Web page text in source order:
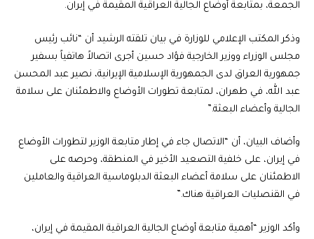
الجمعة، بمتابعة أوضاع الجالية العراقية المقيمة في إيران.
وذكر المكتب الإعلامي للوزارة في بيان تلقته الرشيد أن “نائب رئيس
مجلس الوزراء ووزير الخارجية فؤاد حسين أجرى اتصالاً هاتفياً بسفير
جمهورية العراق لدى الجمهورية الإسلامية الإيرانية، نصير عبد المحسن
عبد الله، في طهران، لمتابعة تطورات الأوضاع والاطمئنان على سلامة
الجالية وأعضاء البعثة.”
وأضاف البيان، أن “الاتصال جاء في إطار متابعة الوزير لتطورات الأوضاع
في إيران، على خلفية التصعيد الأخير في المنطقة، وحرصه على
الاطمئنان على سلامة أعضاء البعثة الدبلوماسية العراقية والعاملين
في القنصليات العراقية هناك.”
وأكد الوزير “أهمية متابعة أوضاع الجالية العراقية المقيمة في إيران،